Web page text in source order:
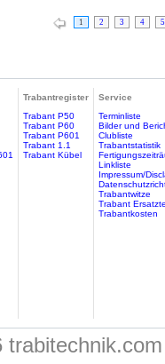
1 2 3 4 5
Trabantregister
Trabant P50
Trabant P60
Trabant P601
Trabant 1.1
Trabant Kübel
Service
Terminliste
Bilder und
Clubliste
Trabantstatistik
Linkliste
Impressum/
Trabantwitze
Trabant
Trabantkosten